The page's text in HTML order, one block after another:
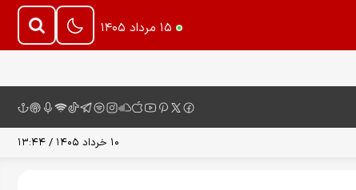
۱۵ مرداد ۱۴۰۵
۱۰ خرداد ۱۴۰۵ / ۱۳:۴۴